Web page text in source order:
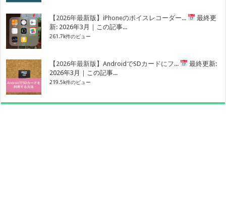
【2026年最新版】iPhoneのボイスレコーダー...
最終更
新: 2026年3月｜この記事...
261.7k件のビュー
【2026年最新版】AndroidでSDカードにフ...
最終更新:
2026年3月｜この記事...
219.5k件のビュー